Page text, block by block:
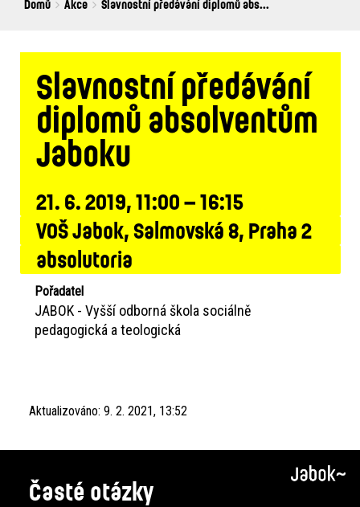
Breadcrumbs
You
Domů Akce Slavnostní předávání diplomů abs...
Slavnostní předávání
diplomů absolventům
Jaboku
21. 6. 2019, 11:00 – 16:15
VOŠ Jabok, Salmovská 8, Praha 2
absolutoria
Pořadatel
JABOK - Vyšší odborná škola sociálně
pedagogická a teologická
Aktualizováno: 9. 2. 2021, 13:52
Časté otázky